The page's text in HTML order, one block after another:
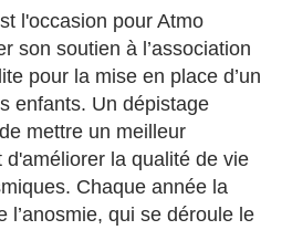
l'occasion pour Atmo
son soutien à l’association
pour la mise en place d’un
enfants. Un dépistage
mettre un meilleur
la qualité de vie
Chaque année la
l’anosmie, qui se déroule le